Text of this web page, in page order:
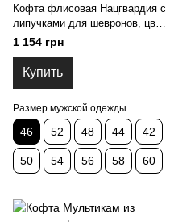
Кофта флисовая Нацгвардия с
липучками для шевронов, цвет
олива (кофта ЦЧ_ф_н_св/ол
1 154 грн
Купить
Размер мужской одежды
46 52 48 44 42
50 54 56 58 60